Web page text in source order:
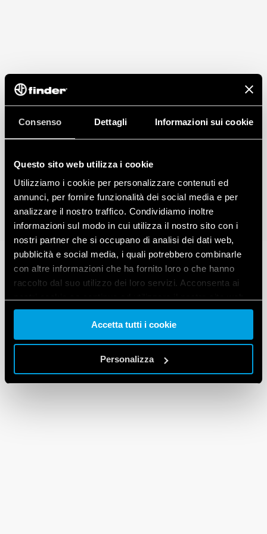
Consenso Dettagli Informazioni sui cookie
Questo sito web utilizza i cookie
Utilizziamo i cookie per personalizzare contenuti ed
annunci, per fornire funzionalità dei social media e per
analizzare il nostro traffico. Condividiamo inoltre
informazioni sul modo in cui utilizza il nostro sito con i
nostri partner che si occupano di analisi dei dati web,
pubblicità e social media, i quali potrebbero combinarle
con altre informazioni che ha fornito loro o che hanno
raccolto dal suo utilizzo dei loro servizi. Acconsenta ai
Vai alla Cookie Policy complet a
Accetta tutti i cookie
Personalizza